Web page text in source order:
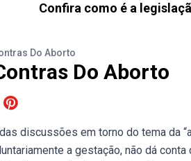
Confira como é a
Do Aborto
Do Aborto
discussões em torno do tema da
a gestação, não dá